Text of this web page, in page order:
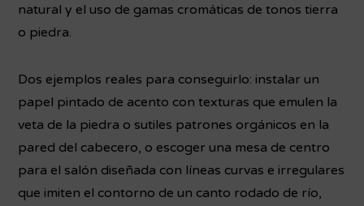
natural y el uso de gamas cromáticas de tonos tierra
o piedra.
Dos ejemplos reales para conseguirlo: instalar un
papel pintado de acento con texturas que emulen la
veta de la piedra o sutiles patrones orgánicos en la
pared del cabecero, o escoger una mesa de centro
para el salón diseñada con líneas curvas e irregulares
que imiten el contorno de un canto rodado de río,